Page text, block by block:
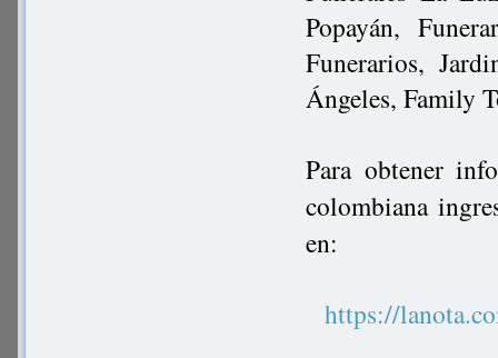
Popayán,
Funerarios,
Ángeles, Family
Para obtener
colombiana
en:
https://